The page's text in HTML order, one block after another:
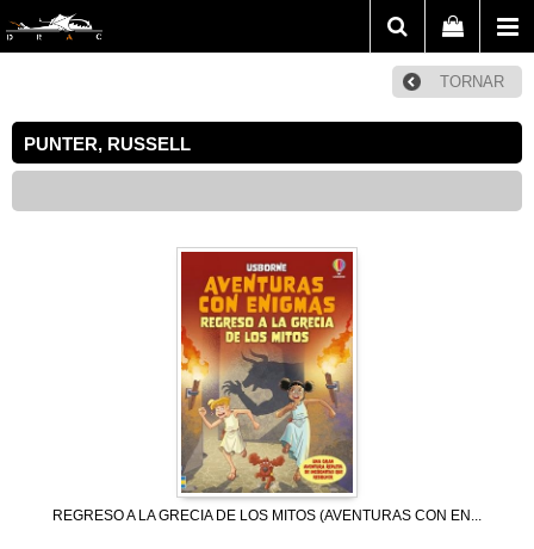
TORNAR
PUNTER, RUSSELL
REGRESO A LA GRECIA DE LOS MITOS (AVENTURAS CON EN...